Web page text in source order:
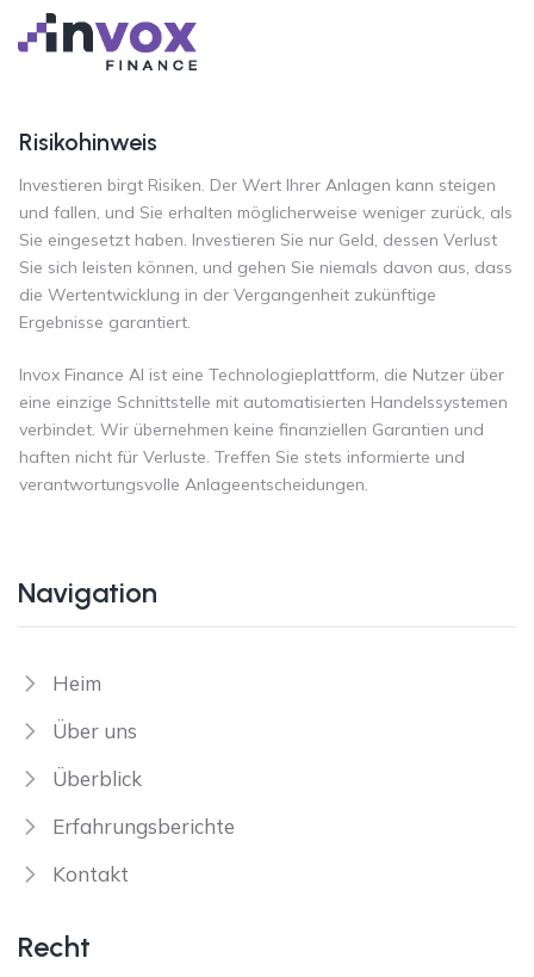
Risikohinweis
Investieren birgt Risiken. Der Wert Ihrer Anlagen kann steigen
und fallen, und Sie erhalten möglicherweise weniger zurück, als
Sie eingesetzt haben. Investieren Sie nur Geld, dessen Verlust
Sie sich leisten können, und gehen Sie niemals davon aus, dass
die Wertentwicklung in der Vergangenheit zukünftige
Ergebnisse garantiert.
Invox Finance AI ist eine Technologieplattform, die Nutzer über
eine einzige Schnittstelle mit automatisierten Handelssystemen
verbindet. Wir übernehmen keine finanziellen Garantien und
haften nicht für Verluste. Treffen Sie stets informierte und
verantwortungsvolle Anlageentscheidungen.
Navigation
Heim
Über uns
Überblick
Erfahrungsberichte
Kontakt
Recht